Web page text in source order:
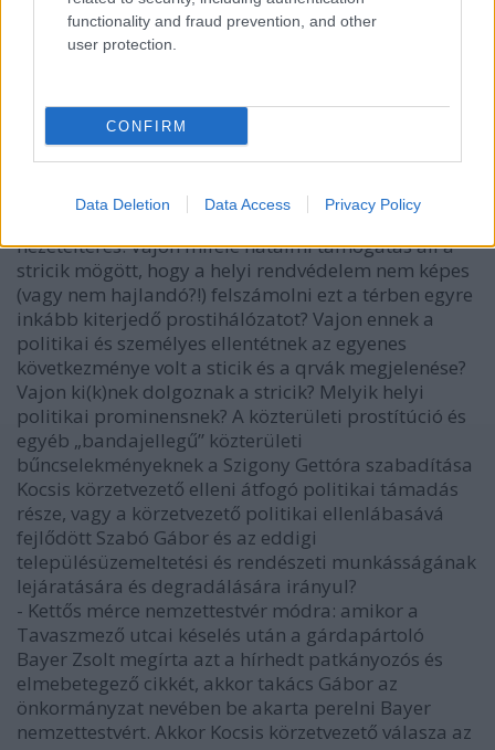
functionality and fraud prevention, and other
user protection.
CONFIRM
Data Deletion Data Access Privacy Policy
mennyire volt a Jobbik számára tett gesztus, és
kifejezetten rasszista indíttatású a Körzetvezetőség
- Közterületi prostitúció és bűnözés terjedése a
Szigony Gettóban és a Szigony Szegregátumban:
furcsa véletlen, hogy pár strici pont abban az időben
közterületeire, hogy a végletes ellentétté fajult a
Kocsis körzetvezető és Szabó Gábor közötti
nézeteltérés. Vajon miféle hatalmi támogatás áll a
stricik mögött, hogy a helyi rendvédelem nem képes
(vagy nem hajlandó?!) felszámolni ezt a térben egyre
inkább kiterjedő prostihálózatot? Vajon ennek a
politikai és személyes ellentétnek az egyenes
következménye volt a sticik és a qrvák megjelenése?
Vajon ki(k)nek dolgoznak a stricik? Melyik helyi
politikai prominensnek? A közterületi prostítúció és
egyéb „bandajellegű” közterületi
bűncselekményeknek a Szigony Gettóra szabadítása
Kocsis körzetvezető elleni átfogó politikai támadás
része, vagy a körzetvezető politikai ellenlábasává
fejlődött Szabó Gábor és az eddigi
településüzemeltetési és rendészeti munkásságának
lejáratására és degradálására irányul?
- Kettős mérce nemzettestvér módra: amikor a
Tavaszmező utcai késelés után a gárdapártoló
Bayer Zsolt megírta azt a hírhedt patkányozós és
elmebetegező cikkét, akkor takács Gábor az
önkormányzat nevében be akarta perelni Bayer
nemzettestvért. Akkor Kocsis körzetvezető válasza az